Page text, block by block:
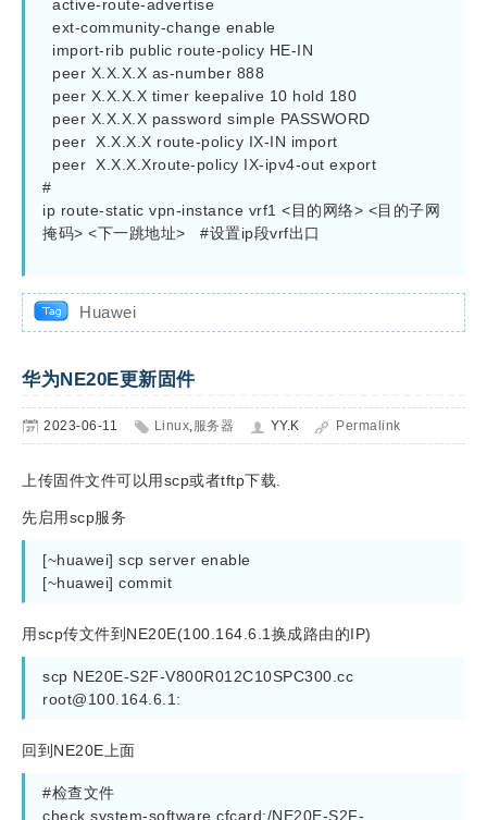
#
ip route-static vpn-instance vrf1 <目的网络> <目的子网
掩码> <下一跳地址>   #设置ip段vrf出口
Huawei
华为NE20E更新固件
2023-06-11 Linux,服务器 YY.K Permalink
上传固件文件可以用scp或者tftp下载.
先启用scp服务
[~huawei] scp server enable
[~huawei] commit
用scp传文件到NE20E(100.164.6.1换成路由的IP)
root@100.164.6.1 :
回到NE20E上面
#检查文件
check system-software cfcard:/NE20E-S2F-